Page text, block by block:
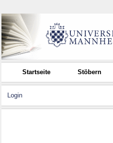
Startseite Stöbern
Login